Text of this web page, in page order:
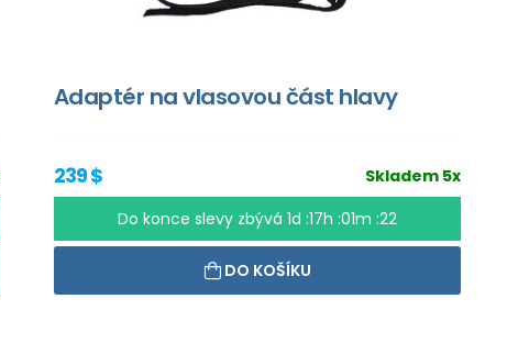
Adaptér na vlasovou část hlavy
Skladem 5x
239 $
Do konce slevy zbývá1d :17h :01m :21
DO KOŠÍKU